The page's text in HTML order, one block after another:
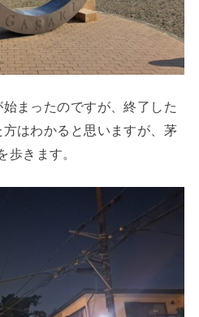
まったのですが、終了した
はわかると思いますが、茅
歩きます。